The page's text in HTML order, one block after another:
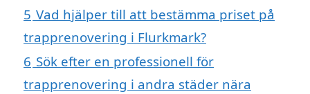
5 Vad hjälper till att bestämma priset på
trapprenovering i Flurkmark?
6 Sök efter en professionell för
trapprenovering i andra städer nära